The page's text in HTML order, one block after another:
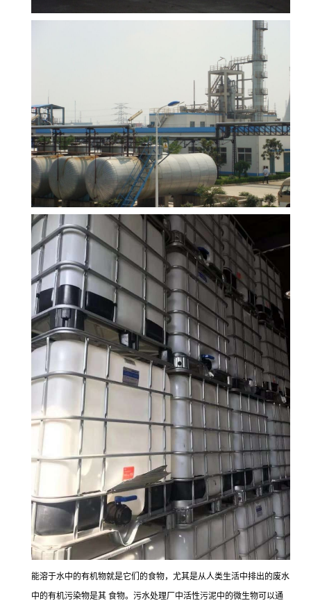
能溶于水中的有机物就是它们的食物，尤其是从人类生活中排出的废水
中的有机污染物是其 食物。污水处理厂中活性污泥中的微生物可以通